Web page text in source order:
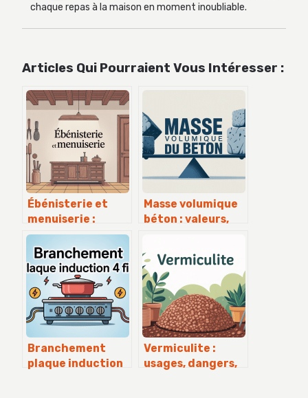
chaque repas à la maison en moment inoubliable.
Articles Qui Pourraient Vous Intéresser :
Ébénisterie et
menuiserie :
différences,
métiers et choix
des matériaux
Masse volumique
béton : valeurs,
pratiques
Branchement
plaque induction
Vermiculite :
usages, dangers,